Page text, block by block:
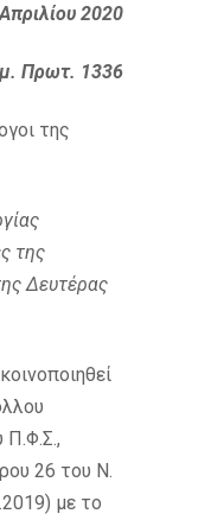
2020
Πρωτ. 1336
της
της
Δευτέρας
Π.Φ.Σ.,
26 του Ν.
με το